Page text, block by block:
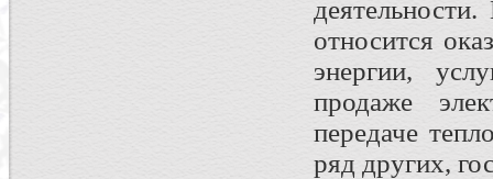
относится
энергии,
продаже
передаче
ряд других,